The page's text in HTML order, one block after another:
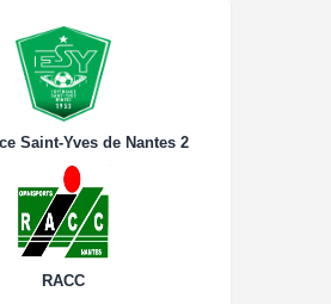
Saint-Yves de Nantes 2
RACC